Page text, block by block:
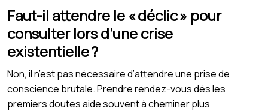
Faut-il attendre le « déclic » pour
consulter lors d’une crise
existentielle ?
Non, il n’est pas nécessaire d’attendre une prise de
conscience brutale. Prendre rendez-vous dès les
premiers doutes aide souvent à cheminer plus